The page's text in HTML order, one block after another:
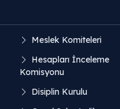
Meslek Komiteleri
Hesapları İnceleme
Komisyonu
Disiplin Kurulu